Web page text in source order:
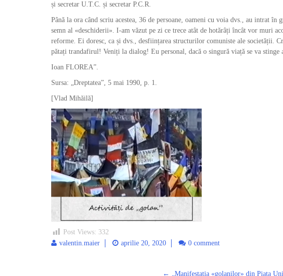
și secretar U.T.C. și secretar P.C.R.
Până la ora când scriu acestea, 36 de persoane, oameni cu voia dvs., au intrat
semn al «deschiderii». I-am văzut pe zi ce trece atât de hotărâți încât vor muri
reforme. Ei doresc, ca și dvs., desființarea structurilor comuniste ale societății.
pătați trandafirul! Veniți la dialog! Eu personal, dacă o singură viață se va
Ioan FLOREA”.
Sursa: „Dreptatea”, 5 mai 1990, p. 1.
[Vlad Mihăilă]
Post Views: 332
valentin.maier
aprilie 20, 2020 0 comment
←
„Manifestația «golanilor» din Piața